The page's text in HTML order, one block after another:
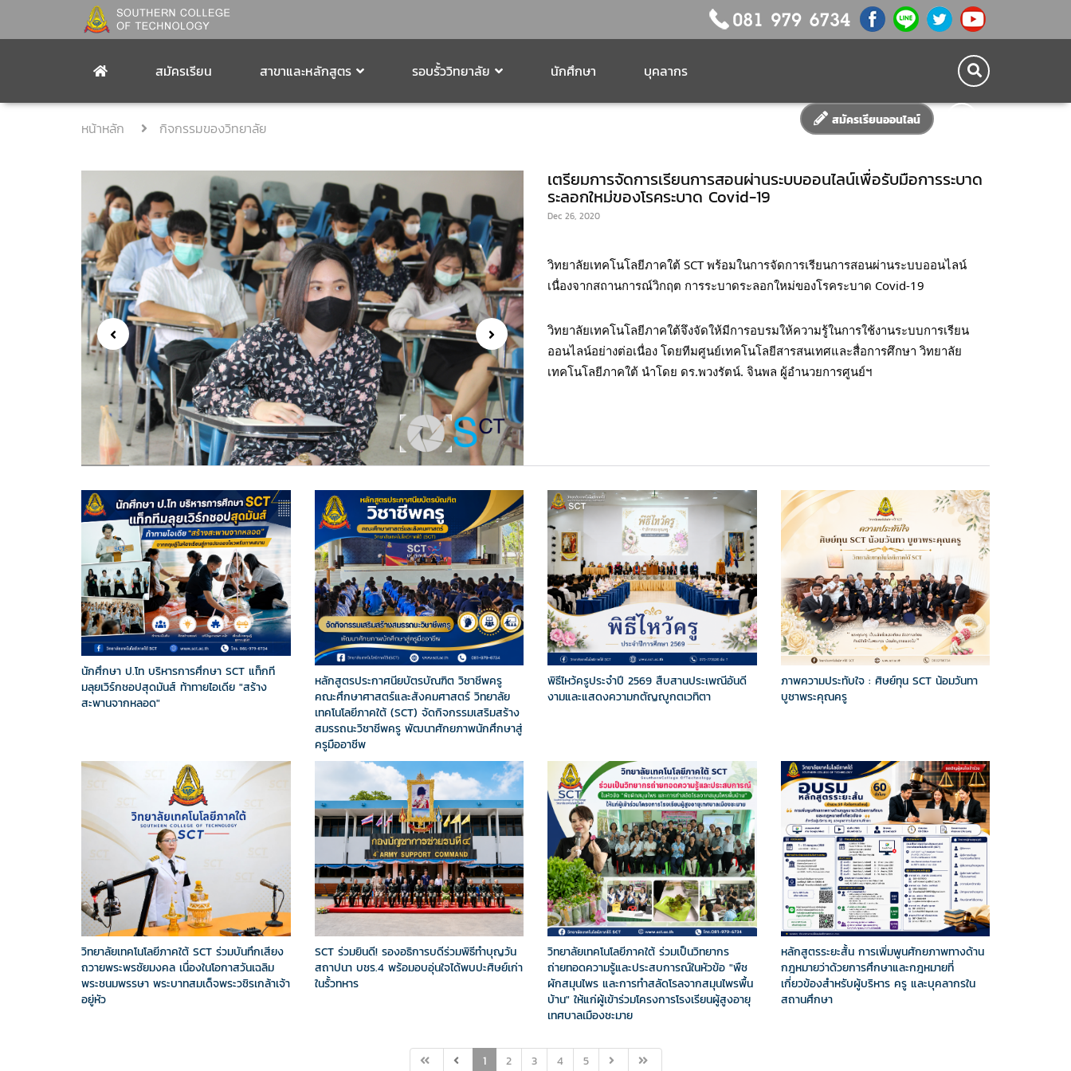
สมัครเรียน สาขาและหลักสูตร รอบรั้ววิทยาลัย นักศึกษา บุคลากร
สมัครเรียนออนไลน์
หน้าหลัก กิจกรรมของวิทยาลัย
เตรียมการจัดการเรียนการสอนผ่านระบบออนไลน์เพื่อรับมือการระบาด
ระลอกใหม่ของโรคระบาด Covid-19
Dec 26, 2020
เนื่องจากสถานการณ์วิกฤต การระบาดระลอกใหม่ของโรคระบาด Covid-19
วิทยาลัยเทคโนโลยีภาคใต้จึงจัดให้มีการอบรมให้ความรู้ในการใช้งานระบบการเรียน
ออนไลน์อย่างต่อเนื่อง โดยทีมศูนย์เทคโนโลยีสารสนเทศและสื่อการศึกษา วิทยาลัย
เทคโนโลยีภาคใต้ นำโดย ดร.พวงรัตน์. จินพล ผู้อำนวยการศูนย์ฯ
นักศึกษา ป.โท บริหารการศึกษา SCT แท็กที
มลุยเวิร์กชอปสุดมันส์ ท้าทายไอเดีย "สร้าง
สะพานจากหลอด"
หลักสูตรประกาศนียบัตรบัณฑิต วิชาชีพครู
คณะศึกษาศาสตร์และสังคมศาสตร์ วิทยาลัย
เทคโนโลยีภาคใต้ (SCT) จัดกิจกรรมเสริมสร้าง
สมรรถนะวิชาชีพครู พัฒนาศักยภาพนักศึกษาสู่
ครูมืออาชีพ
พิธีไหว้ครูประจำปี 2569 สืบสานประเพณีอันดี
งามและแสดงความกตัญญูกตเวทิตา
ภาพความประทับใจ : ศิษย์ทุน SCT น้อมวันทา
บูชาพระคุณครู
วิทยาลัยเทคโนโลยีภาคใต้ SCT ร่วมบันทึกเสียง
ถวายพระพรชัยมงคล เนื่องในโอกาสวันเฉลิม
พระชนมพรรษา พระบาทสมเด็จพระวชิรเกล้าเจ้า
อยู่หัว
SCT ร่วมยินดี! รองอธิการบดีร่วมพิธีทำบุญวัน
สถาปนา บชร.4 พร้อมอบอุ่นใจได้พบปะศิษย์เก่า
ในรั้วทหาร
วิทยาลัยเทคโนโลยีภาคใต้ ร่วมเป็นวิทยากร
ถ่ายทอดความรู้และประสบการณ์ในหัวข้อ "พืช
ผักสมุนไพร และการทำสลัดโรลจากสมุนไพรพื้น
บ้าน" ให้แก่ผู้เข้าร่วมโครงการโรงเรียนผู้สูงอายุ
เทศบาลเมืองชะมาย
หลักสูตรระยะสั้น การเพิ่มพูนศักยภาพทางด้าน
กฎหมายว่าด้วยการศึกษาและกฎหมายที่
เกี่ยวข้องสำหรับผู้บริหาร ครู และบุคลากรใน
สถานศึกษา
1 2 3 4 5